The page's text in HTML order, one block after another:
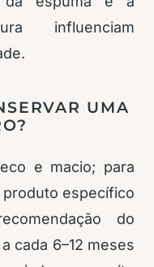
influenciam
UMA
e macio; para
específico
do
cada 6–12 meses